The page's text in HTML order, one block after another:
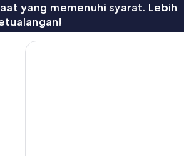
yang memenuhi syarat. Lebih